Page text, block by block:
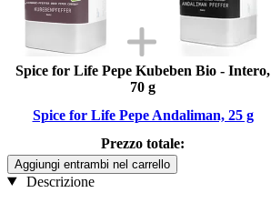
Spice for Life Pepe Kubeben Bio - Intero,
70 g
Spice for Life Pepe Andaliman, 25 g
Prezzo totale:
Aggiungi entrambi nel carrello
Descrizione